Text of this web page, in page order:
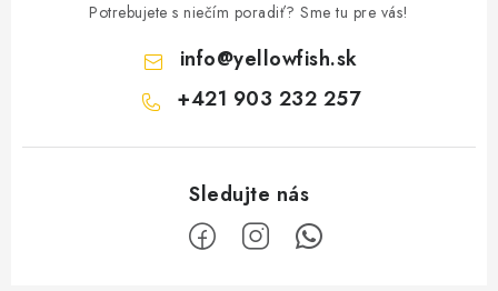
Potrebujete s niečím poradiť? Sme tu pre vás!
info@yellowfish.sk
+421 903 232 257